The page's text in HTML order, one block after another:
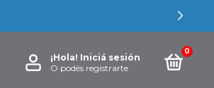
¡Hola! Iniciá sesión
O podés registrarte
0